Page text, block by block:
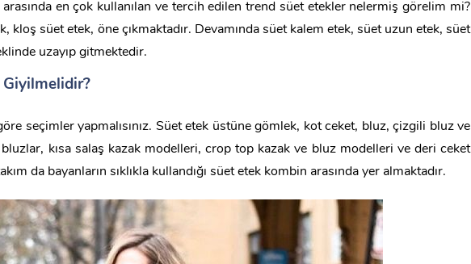
en çok kullanılan ve tercih edilen trend süet etekler nelermiş görelim mi?
kloş süet etek, öne çıkmaktadır. Devamında süet kalem etek, süet uzun etek, süet
uzayıp gitmektedir.
Giyilmelidir?
seçimler yapmalısınız. Süet etek üstüne gömlek, kot ceket, bluz, çizgili bluz ve
kısa salaş kazak modelleri, crop top kazak ve bluz modelleri ve deri ceket
da bayanların sıklıkla kullandığı süet etek kombin arasında yer almaktadır.